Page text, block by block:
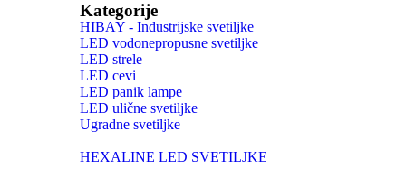
Kategorije
HIBAY - Industrijske svetiljke
LED vodonepropusne svetiljke
LED strele
LED cevi
LED panik lampe
LED ulične svetiljke
Ugradne svetiljke
HEXALINE LED SVETILJKE